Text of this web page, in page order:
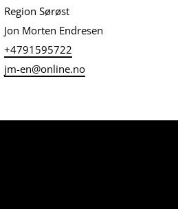
Region Sørøst
Jon Morten Endresen
+4791595722
jm-en@online.no